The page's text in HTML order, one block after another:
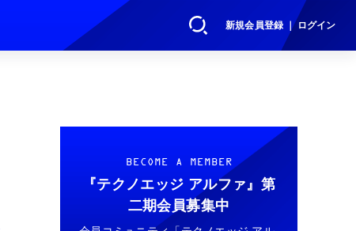
新規会員登録 ｜ ログイン
BECOME A MEMBER
『テクノエッジ アルファ』 第
二期会員募集中